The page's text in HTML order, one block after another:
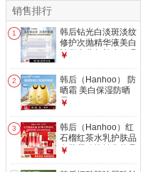
销售排行
1
韩后钻光白淡斑淡纹
修护次抛精华液美白
祛斑去黄气补水保湿
推荐】钻光白次抛
40支装
￥
2
韩后（Hanhoo） 防
晒霜 美白保湿防晒
露SPF47+
晒乳清爽太阳蛋
【两支更划算】美白
防晒50g*2
￥
3
韩后（Hanhoo）红
石榴红茶水乳护肤品
套装紧致抗皱化妆品
礼物 【礼盒装】红
￥